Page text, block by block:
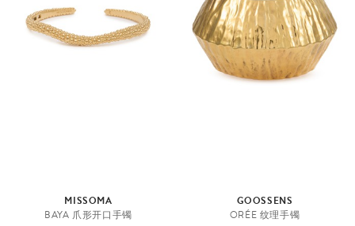
MISSOMA
BAYA 爪形开口手镯
GOOSSENS
ORÉE 纹理手镯